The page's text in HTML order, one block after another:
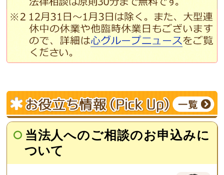
当法人へのご相談のお申込みに
ついて